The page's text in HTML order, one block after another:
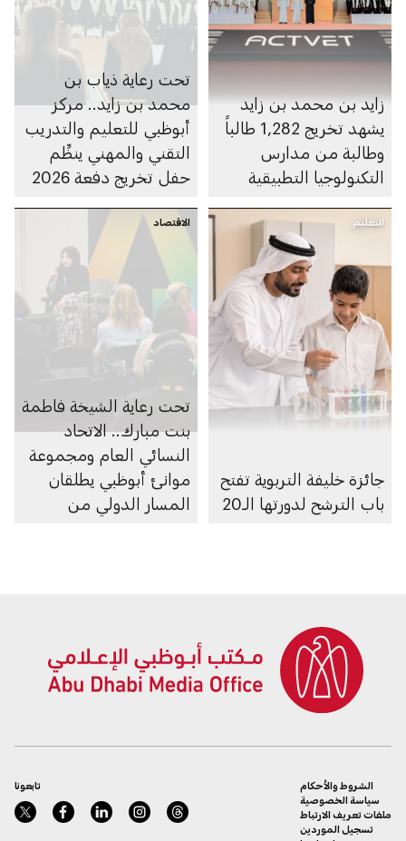
زايد بن محمد بن زايد
يشهد تخريج 1,282 طالباً
وطالبة من مدارس
التكنولوجيا التطبيقية
تحت رعاية ذياب بن
محمد بن زايد.. مركز
أبوظبي للتعليم والتدريب
التقني والمهني ينظِّم
حفل تخريج دفعة 2026
التطبيقية
التعليم
جائزة خليفة التربوية تفتح
باب الترشح لدورتها الـ20
الاقتصاد
تحت رعاية الشيخة فاطمة
بنت مبارك.. الاتحاد
النسائي العام ومجموعة
موانئ أبوظبي يطلقان
المسار الدولي من
تابعونا
الشروط والأحكام
سياسة الخصوصية
ملفات تعريف الارتباط
تسجيل الموردين